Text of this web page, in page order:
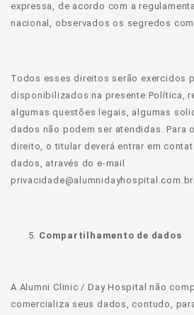
expressa, de acordo com a
nacional, observados os segredos
Todos esses direitos serão exercidos
disponibilizados na presente Política,
algumas questões legais, algumas
dados não podem ser atendidas. Para
direito, o titular deverá entrar em
dados, através do e-mail
privacidade@alumnidayhospital.com.br.
Compartilhamento de dados
A Alumni Clinic / Day Hospital não
comercializa seus dados, contudo,